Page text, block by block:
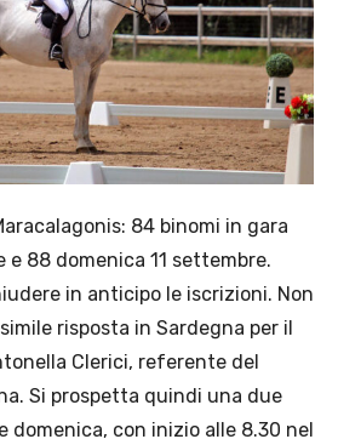
84 binomi in gara
e 88 domenica 11 settembre.
in anticipo le iscrizioni. Non
risposta in Sardegna per il
Clerici, referente del
Si prospetta quindi una due
domenica, con inizio alle 8.30 nel